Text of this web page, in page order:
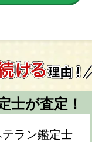
士が査定！
ラン鑑定士